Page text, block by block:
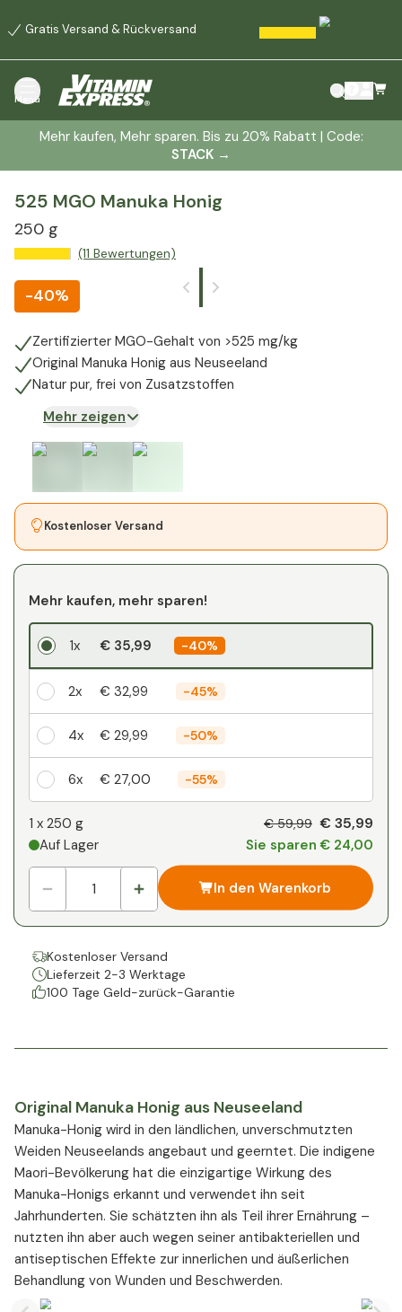
Gratis Versand & Rückversand
Menü
Mehr kaufen, Mehr sparen. Bis zu 20% Rabatt | Code:
STACK →
525 MGO Manuka Honig
250 g
(11 Bewertungen)
-40%
Zertifizierter MGO-Gehalt von >525 mg/kg
Original Manuka Honig aus Neuseeland
Natur pur, frei von Zusatzstoffen
Mehr zeigen
Kostenloser Versand
Mehr kaufen, mehr sparen!
1x € 35,99 -40%
2x € 32,99 -45%
4x € 29,99 -50%
6x € 27,00 -55%
Ihr persönlicher Rabatt
1x -%
1 x 250 g
Auf Lager
€ 59,99 € 35,99
Sie sparen € 24,00
In den Warenkorb
Kostenloser Versand
Lieferzeit 2-3 Werktage
100 Tage Geld-zurück-Garantie
Original Manuka Honig aus Neuseeland
Manuka-Honig wird in den ländlichen, unverschmutzten
Weiden Neuseelands angebaut und geerntet. Die indigene
Maori-Bevölkerung hat die einzigartige Wirkung des
Manuka-Honigs erkannt und verwendet ihn seit
Jahrhunderten. Sie schätzten ihn als Teil ihrer Ernährung –
nutzten ihn aber auch wegen seiner antibakteriellen und
antiseptischen Effekte zur innerlichen und äußerlichen
Behandlung von Wunden und Beschwerden.